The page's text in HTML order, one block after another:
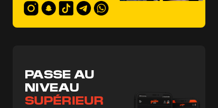
PASSE AU
NIVEAU
SUPÉRIEUR